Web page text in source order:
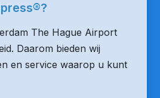
The Hague Airport
Daarom bieden wij
en service waarop u kunt